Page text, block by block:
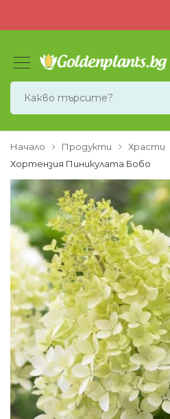
Начало Продукти
Храсти
Хортензия Пиникулата Бобо